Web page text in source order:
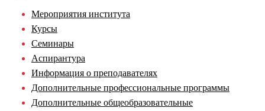
Мероприятия института
Курсы
Семинары
Аспирантура
Информация о преподавателях
Дополнительные профессиональные программы
Дополнительные общеобразовательные